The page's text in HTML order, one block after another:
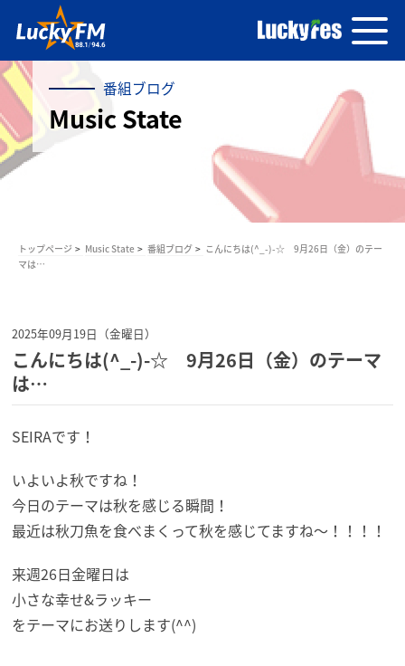
番組ブログ
Music State
トップページ Music State 番組ブログ
こんにちは(^_-)-☆ 9月26日（金）のテー
マは…
2025年09月19日（金曜日）
こんにちは(^_-)-☆ 9月26日（金）のテーマ
は…
SEIRAです！
いよいよ秋ですね！
今日のテーマは秋を感じる瞬間！
最近は秋刀魚を食べまくって秋を感じてますね〜！！！！
来週26日金曜日は
小さな幸せ&ラッキー
をテーマにお送りします(^^)